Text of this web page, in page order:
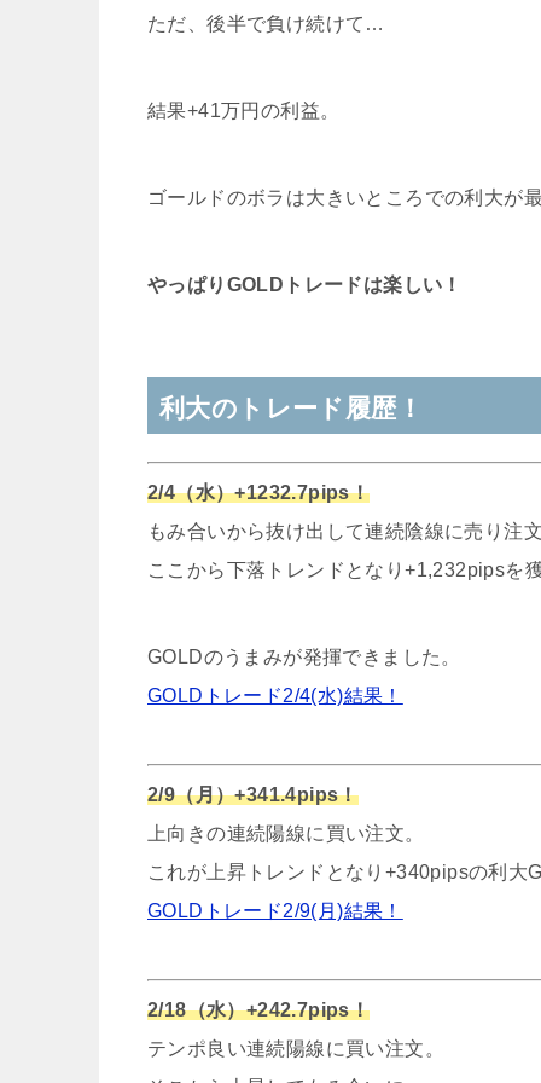
ただ、後半で負け続けて…
結果+41万円の利益。
ゴールドのボラは大きいところでの利大が最
やっぱりGOLDトレードは楽しい！
利大のトレード履歴！
2/4（水）+1232.7pips！
もみ合いから抜け出して連続陰線に売り注文
ここから下落トレンドとなり+1,232pipsを獲
GOLDのうまみが発揮できました。
GOLDトレード2/4(水)結果！
2/9（月）+341.4pips！
上向きの連続陽線に買い注文。
これが上昇トレンドとなり+340pipsの利大
GOLDトレード2/9(月)結果！
2/18（水）+242.7pips！
テンポ良い連続陽線に買い注文。